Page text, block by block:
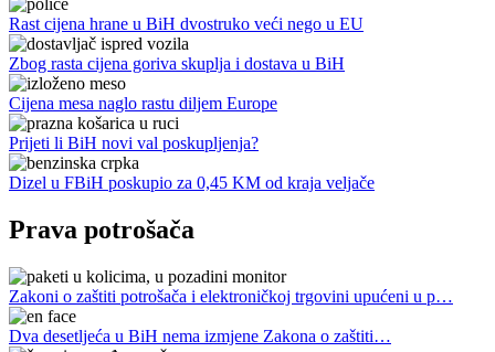
Rast cijena hrane u BiH dvostruko veći nego u EU
Zbog rasta cijena goriva skuplja i dostava u BiH
Cijena mesa naglo rastu diljem Europe
Prijeti li BiH novi val poskupljenja?
Dizel u FBiH poskupio za 0,45 KM od kraja veljače
Prava potrošača
Zakoni o zaštiti potrošača i elektroničkoj trgovini upućeni u p…
Dva desetljeća u BiH nema izmjene Zakona o zaštiti…